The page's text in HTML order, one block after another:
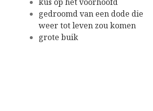
gedroomd van een dode die
weer tot leven zou komen
grote buik